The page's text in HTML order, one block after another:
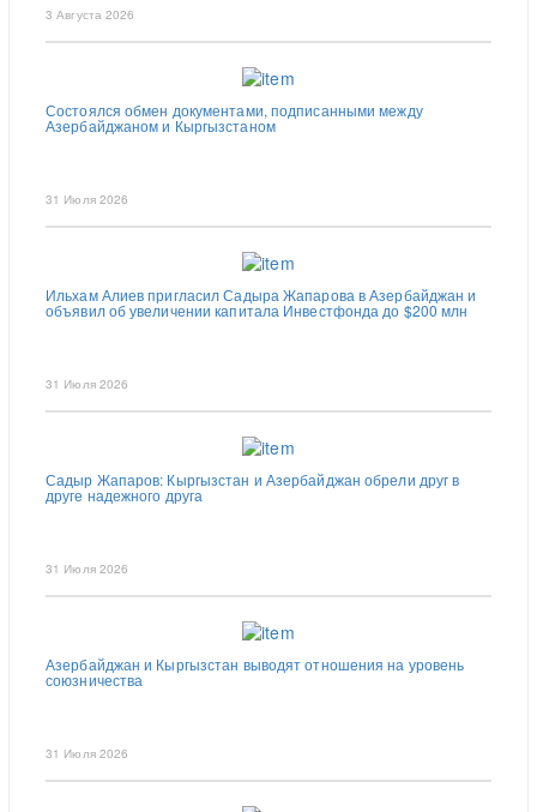
3 Августа 2026
Состоялся обмен документами, подписанными между
Азербайджаном и Кыргызстаном
31 Июля 2026
Ильхам Алиев пригласил Садыра Жапарова в Азербайджан и
объявил об увеличении капитала Инвестфонда до $200 млн
31 Июля 2026
Садыр Жапаров: Кыргызстан и Азербайджан обрели друг в
друге надежного друга
31 Июля 2026
Азербайджан и Кыргызстан выводят отношения на уровень
союзничества
31 Июля 2026